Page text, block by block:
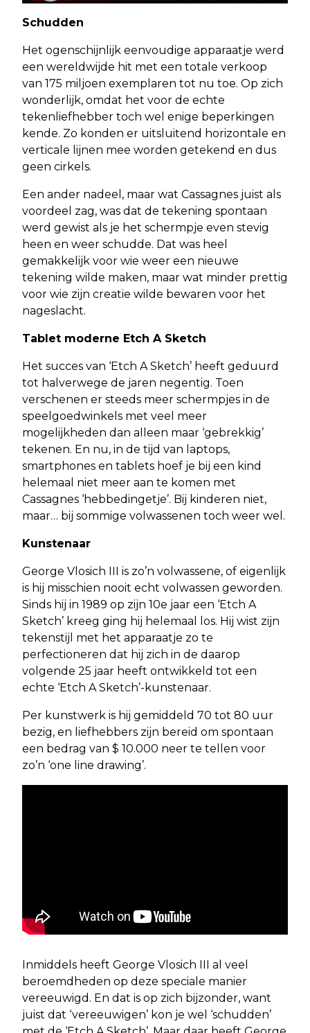
Schudden
Het ogenschijnlijk eenvoudige apparaatje werd
een wereldwijde hit met een totale verkoop
van 175 miljoen exemplaren tot nu toe. Op zich
wonderlijk, omdat het voor de echte
tekenliefhebber toch wel enige beperkingen
kende. Zo konden er uitsluitend horizontale en
verticale lijnen mee worden getekend en dus
geen cirkels.
Een ander nadeel, maar wat Cassagnes juist als
voordeel zag, was dat de tekening spontaan
werd gewist als je het schermpje even stevig
heen en weer schudde. Dat was heel
gemakkelijk voor wie weer een nieuwe
tekening wilde maken, maar wat minder prettig
voor wie zijn creatie wilde bewaren voor het
nageslacht.
Tablet moderne Etch A Sketch
Het succes van ‘Etch A Sketch’ heeft geduurd
tot halverwege de jaren negentig. Toen
verschenen er steeds meer schermpjes in de
speelgoedwinkels met veel meer
mogelijkheden dan alleen maar ‘gebrekkig’
tekenen. En nu, in de tijd van laptops,
smartphones en tablets hoef je bij een kind
helemaal niet meer aan te komen met
Cassagnes ‘hebbedingetje’. Bij kinderen niet,
maar… bij sommige volwassenen toch weer wel.
Kunstenaar
George Vlosich III is zo’n volwassene, of eigenlijk
is hij misschien nooit echt volwassen geworden.
Sinds hij in 1989 op zijn 10e jaar een ‘Etch A
Sketch’ kreeg ging hij helemaal los. Hij wist zijn
tekenstijl met het apparaatje zo te
perfectioneren dat hij zich in de daarop
volgende 25 jaar heeft ontwikkeld tot een
echte ‘Etch A Sketch’-kunstenaar.
Per kunstwerk is hij gemiddeld 70 tot 80 uur
bezig, en liefhebbers zijn bereid om spontaan
een bedrag van $ 10.000 neer te tellen voor
zo’n ‘one line drawing’.
Inmiddels heeft George Vlosich III al veel
beroemdheden op deze speciale manier
vereeuwigd. En dat is op zich bijzonder, want
juist dat ‘vereeuwigen’ kon je wel ‘schudden’